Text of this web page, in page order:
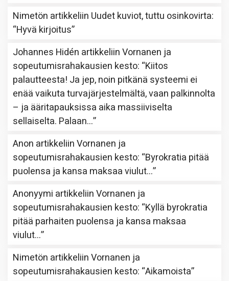
Nimetön artikkeliin Uudet kuviot, tuttu osinkovirta:
“Hyvä kirjoitus”
Johannes Hidén artikkeliinVornanen ja
sopeutumisrahakausien kesto: “Kiitos
palautteesta! Ja jep, noin pitkänä systeemi ei
enää vaikuta turvajärjestelmältä, vaan palkinnolta
– ja ääritapauksissa aika massiiviselta
sellaiselta. Palaan…”
Anon artikkeliinVornanen ja
sopeutumisrahakausien kesto: “Byrokratia pitää
puolensa ja kansa maksaa viulut…”
Anonyymi artikkeliinVornanen ja
sopeutumisrahakausien kesto: “Kyllä byrokratia
pitää parhaiten puolensa ja kansa maksaa
viulut…”
Nimetön artikkeliinVornanen ja
sopeutumisrahakausien kesto: “Aikamoista”